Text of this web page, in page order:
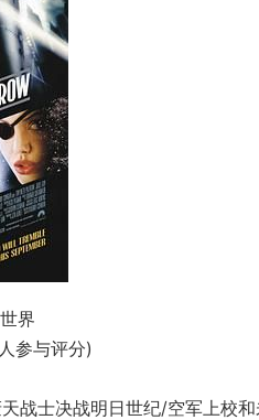
界
参与评分)
决战明日世纪/空军上校和